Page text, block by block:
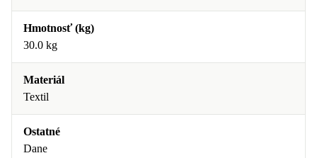
Hmotnosť (kg)
30.0 kg
Materiál
Textil
Ostatné
Dane